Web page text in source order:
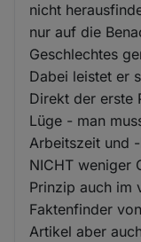
nicht
nur auf die
Geschlechtes
Dabei leistet er
Direkt der erste
Lüge - man
Arbeitszeit und
NICHT weniger
Prinzip auch im
Faktenfinder
Artikel aber